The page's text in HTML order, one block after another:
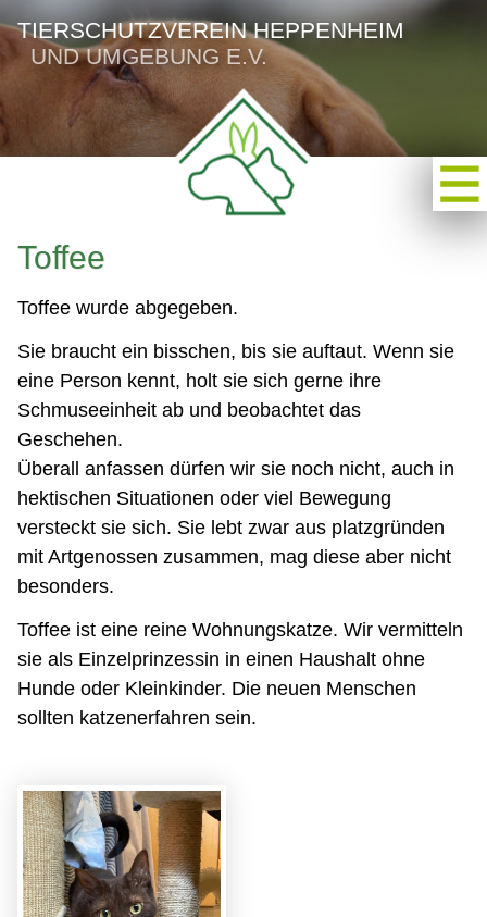
TIERSCHUTZVEREIN HEPPENHEIM
UND UMGEBUNG E.V.
Toffee
Toffee wurde abgegeben.
Sie braucht ein bisschen, bis sie auftaut. Wenn sie
eine Person kennt, holt sie sich gerne ihre
Schmuseeinheit ab und beobachtet das
Geschehen.
Überall anfassen dürfen wir sie noch nicht, auch in
hektischen Situationen oder viel Bewegung
versteckt sie sich. Sie lebt zwar aus platzgründen
mit Artgenossen zusammen, mag diese aber nicht
besonders.
Toffee ist eine reine Wohnungskatze. Wir vermitteln
sie als Einzelprinzessin in einen Haushalt ohne
Hunde oder Kleinkinder. Die neuen Menschen
sollten katzenerfahren sein.